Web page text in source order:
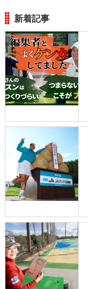
新着記事